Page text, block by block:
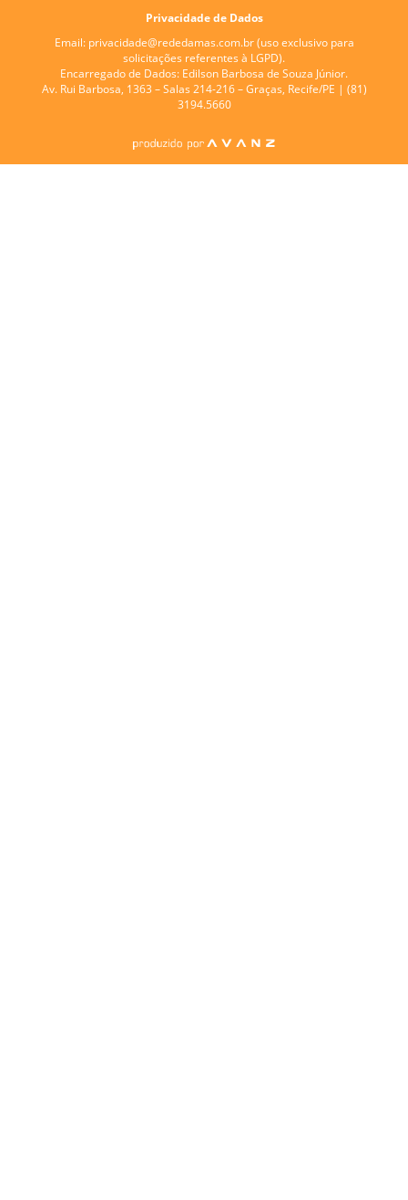
Privacidade de Dados
Email: privacidade@rededamas.com.br(uso exclusivo para
solicitações referentes à LGPD).
Encarregado de Dados: Edilson Barbosa de Souza Júnior.
Av. Rui Barbosa, 1363 – Salas 214-216 – Graças, Recife/PE | (81)
3194.5660